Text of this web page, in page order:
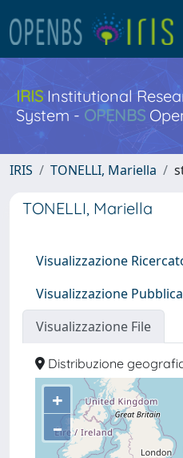
IRISInstitutional
System - OPENBS
IRIS TONELLI, Mariella
TONELLI, Mariella
Visualizzazione
Visualizzazione
Visualizzazione File
Distribuzione
+
–